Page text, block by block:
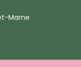
Marne